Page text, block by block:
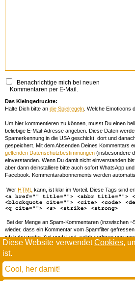
Diese Website verwendetCookies,
ist.
Cool, her damit!
Benachrichtige mich bei neuen
Kommentaren per E-Mail.
Das Kleingedruckte:
Halte Dich bitte an die Spielregeln . Welche
Um hier kommentieren zu können, musst Du einen
beliebige E-Mail-Adresse angeben. Diese Daten
Spamerkennung in die USA geschickt, dort und
gespeichert. Mit dem Absenden Deines Kommentars
geltenden Datenschutzbestimmungen (insbesondere
einverstanden. Wenn Du damit nicht einverstanden
aber dann deinstalliere bitte auch sofort WhatsApp
Facebook. Kommentarabonnements werden
Wer HTML kann, ist klar im Vorteil. Diese Tags sind
<a href="" title=""> <abbr title="">
<blockquote cite=""> <cite> <code>
<q cite=""> <s> <strike> <strong>
Bei der Menge an Spam-Kommentaren (inzwischen
wieder, dass ein Kommentar vom Spamfilter
ich habe weder Zeit noch Lust, solch verloren
forschen. Wenn das öfters passiert, schreib' mir 'ne
todamax rennt auf
(mit minimalen anpassungen in